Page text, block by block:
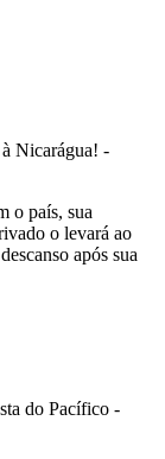
o país, sua
o levará ao
após sua